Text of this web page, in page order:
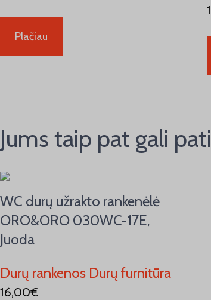
Plačiau
Jums taip pat gali
WC durų užrakto rankenėlė
ORO&ORO 030WC-17E,
Juoda
Durų rankenos Durų furnitūra
16,00€